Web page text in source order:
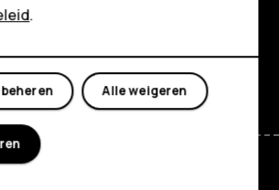
YoutubeLinkedinDiscord
.
Alle weigeren